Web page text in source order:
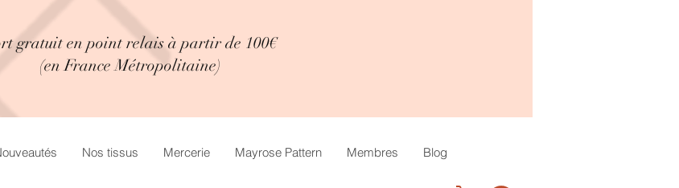
gratuit en point relais à partir de 100€
(en France Métropolitaine)
Nos tissus Mercerie Mayrose Pattern Membres Blog